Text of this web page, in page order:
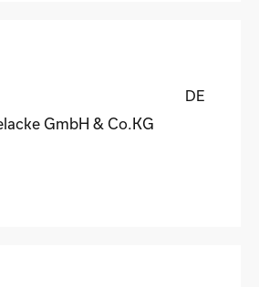
DE
GmbH & Co.KG